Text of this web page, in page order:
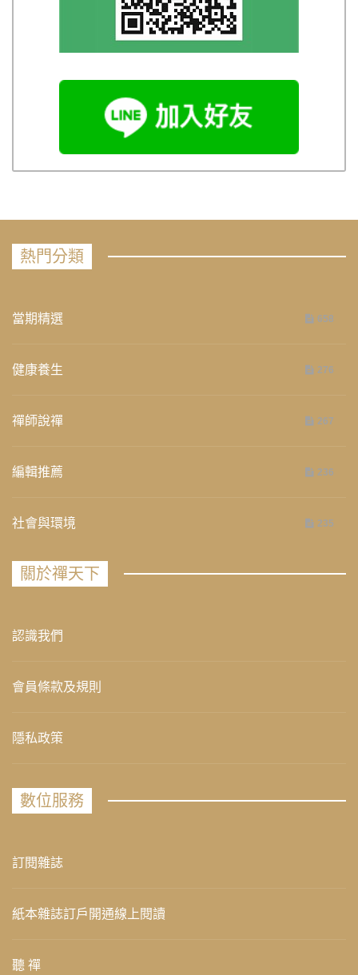
熱門分類
當期精選 658
健康養生 276
禪師說禪 267
編輯推薦 236
社會與環境 235
關於禪天下
認識我們
會員條款及規則
隱私政策
數位服務
訂閱雜誌
紙本雜誌訂戶開通線上閱讀
聽 禪